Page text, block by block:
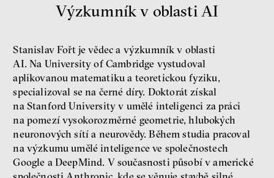
budeme mít, ale čí budou, říká
ekonom Palanský
Miroslav Palanský, Petr Bittner
rozhovor
peníze ekonomika
Výzkumník v oblasti AI
Stanislav Fořt je vědec a výzkumník v oblasti
AI. Na University of Cambridge vystudoval
aplikovanou matematiku a teoretickou fyziku,
specializoval se na černé díry. Doktorát získal
na Stanford University v umělé inteligenci za práci
na pomezí vysokorozměrné geometrie, hlubokých
neuronových sítí a neurovědy. Během studia pracoval
na výzkumu umělé inteligence ve společnostech
Google a DeepMind. V současnosti působí v americké